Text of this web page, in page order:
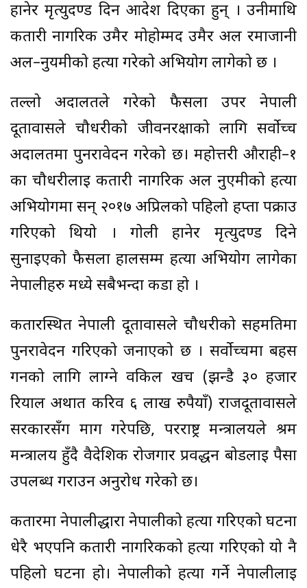
हानेर मृत्युदण्ड दिन आदेश दिएका हुन् । उनीमाथि
कतारी नागरिक उमैर मोहोम्मद उमैर अल रमाजानी
अल–नुयमीको हत्या गरेको अभियोग लागेको छ ।
तल्लो अदालतले गरेको फैसला उपर नेपाली
दूतावासले चौधरीको जीवनरक्षाको लागि सर्वोच्च
अदालतमा पुनरावेदन गरेको छ। महोत्तरी औराही–१
का चौधरीलाई कतारी नागरिक अल नुएमीको हत्या
अभियोगमा सन् २०१७ अप्रिलको पहिलो हप्ता पक्राउ
गरिएको थियो । गोली हानेर मृत्युदण्ड दिने
सुनाईएको फैसला हालसम्म हत्या अभियोग लागेका
नेपालीहरु मध्ये सबैभन्दा कडा हो ।
कतारस्थित नेपाली दूतावासले चौधरीको सहमतिमा
पुनरावेदन गरिएको जनाएको छ । सर्वोच्चमा बहस
गर्नको लागि लाग्ने वकिल खर्च (झन्डै ३० हजार
रियाल अर्थात करिव ६ लाख रुपैयाँ) राजदूतावासले
सरकारसँग माग गरेपछि, परराष्ट्र मन्त्रालयले श्रम
मन्त्रालय हुँदै वैदेशिक रोजगार प्रर्वद्धन बोर्डलाई पैसा
उपलब्ध गराउन अनुरोध गरेको छ।
कतारमा नेपालीद्धारा नेपालीको हत्या गरिएको घटना
धेरै भएपनि कतारी नागरिकको हत्या गरिएको यो नै
पहिलो घटना हो। नेपालीको हत्या गर्ने नेपालीलाई